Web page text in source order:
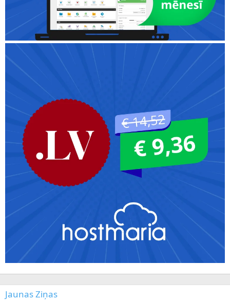
Jaunas Ziņas